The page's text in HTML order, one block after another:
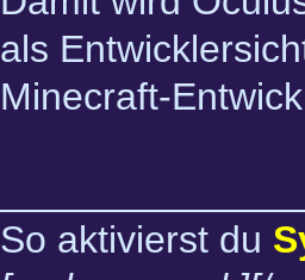
als
Minecraft-
So aktivierst du